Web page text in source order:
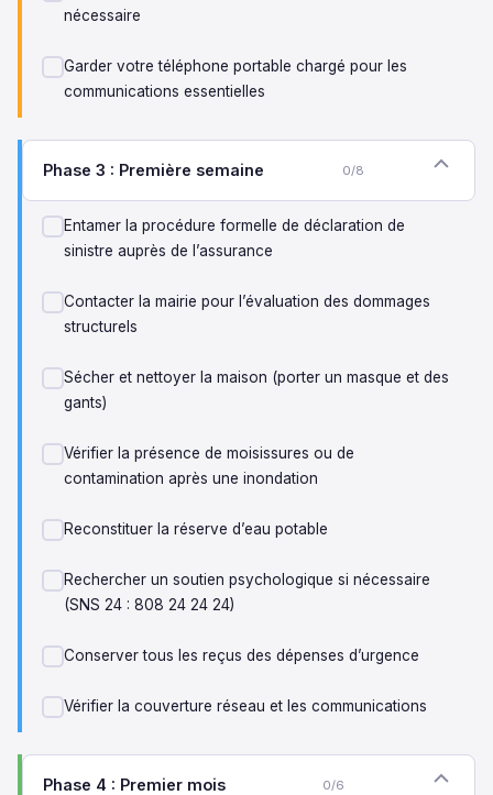
nécessaire
Garder votre téléphone portable chargé pour les
communications essentielles
Phase 3 : Première semaine 0/8
Entamer la procédure formelle de déclaration de
sinistre auprès de l’assurance
Contacter la mairie pour l’évaluation des dommages
structurels
Sécher et nettoyer la maison (porter un masque et des
gants)
Vérifier la présence de moisissures ou de
contamination après une inondation
Reconstituer la réserve d’eau potable
Rechercher un soutien psychologique si nécessaire
(SNS 24 : 808 24 24 24)
Conserver tous les reçus des dépenses d’urgence
Vérifier la couverture réseau et les communications
Phase 4 : Premier mois 0/6